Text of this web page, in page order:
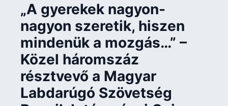
„A gyerekek nagyon-
nagyon szeretik, hiszen
mindenük a mozgás…” –
Közel háromszáz
résztvevő a Magyar
Labdarúgó Szövetség